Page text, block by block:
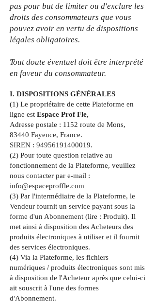
pas pour but de limiter ou d'exclure les
droits des consommateurs que vous
pouvez avoir en vertu de dispositions
légales obligatoires.
Tout doute éventuel doit être interprété
en faveur du consommateur.
I. DISPOSITIONS GÉNÉRALES
(1) Le propriétaire de cette Plateforme en
ligne est Espace Prof Fle,
Adresse postale : 1152 route de Mons,
83440 Fayence, France.
SIREN : 94956191400019.
(2) Pour toute question relative au
fonctionnement de la Plateforme, veuillez
nous contacter par e-mail :
info@espaceproffle.com
(3) Par l'intermédiaire de la Plateforme, le
Vendeur fournit un service payant sous la
forme d'un Abonnement (lire : Produit). Il
met ainsi à disposition des Acheteurs des
produits électroniques à utiliser et il fournit
des services électroniques.
(4) Via la Plateforme, les fichiers
numériques / produits électroniques sont mis
à disposition de l'Acheteur après que celui-ci
ait souscrit à l'une des formes
d'Abonnement.